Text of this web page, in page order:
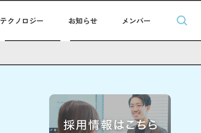
テクノロジー お知らせ メンバー